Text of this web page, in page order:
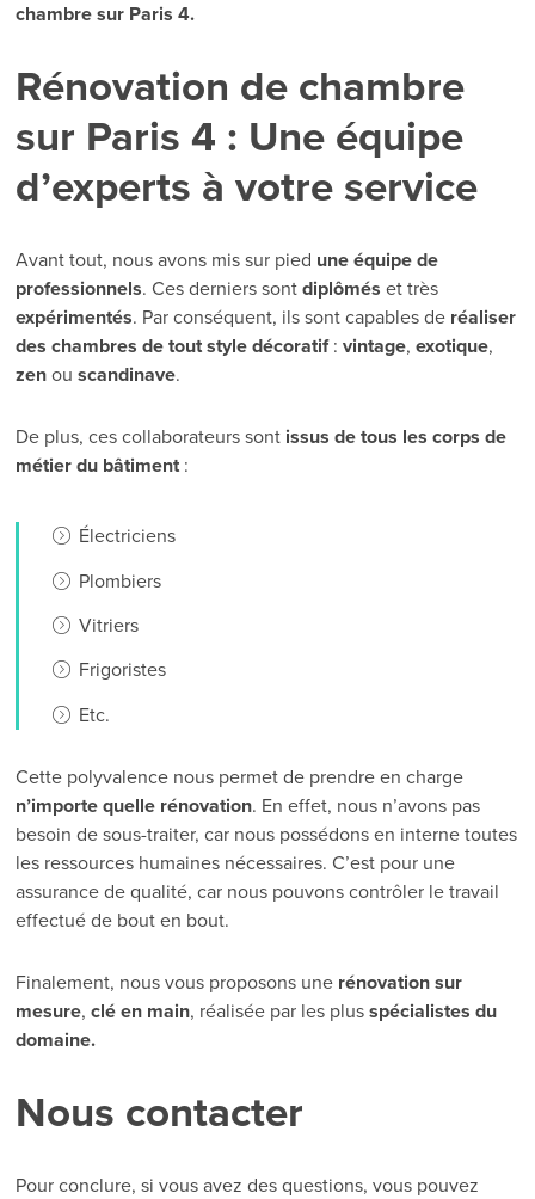
chambre sur Paris 4.
Rénovation de chambre
sur Paris 4 : Une équipe
d’experts à votre service
Avant tout, nous avons mis sur pied une équipe de
professionnels. Ces derniers sontdiplôméset très
expérimentés. Par conséquent, ils sont capables de réaliser
des chambres de tout style décoratif:vintage,exotique,
zenouscandinave.
De plus, ces collaborateurs sont issus de tous les corps de
métier du bâtiment:
Électriciens
Plombiers
Vitriers
Frigoristes
Etc.
Cette polyvalence nous permet de prendre en charge
n’importe quelle rénovation. En effet, nous n’avons pas
besoin de sous-traiter, car nous possédons en interne toutes
les ressources humaines nécessaires. C’est pour une
assurance de qualité, car nous pouvons contrôler le travail
effectué de bout en bout.
Finalement, nous vous proposons une rénovation sur
mesure,clé en main, réalisée par les plusspécialistes du
domaine.
Nous contacter
Pour conclure, si vous avez des questions, vous pouvez